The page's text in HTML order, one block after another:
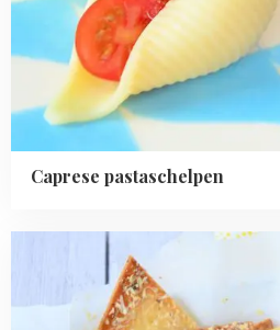
Caprese pastaschelpen